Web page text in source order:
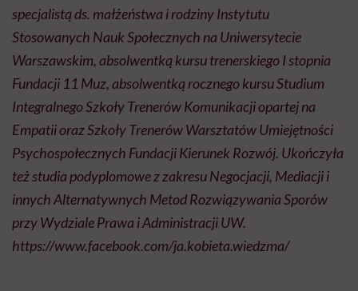
specjalistą ds. małżeństwa i rodziny Instytutu
Stosowanych Nauk Społecznych na Uniwersytecie
Warszawskim, absolwentką kursu trenerskiego I stopnia
Fundacji 11 Muz, absolwentką rocznego kursu Studium
Integralnego Szkoły Trenerów Komunikacji opartej na
Empatii oraz Szkoły Trenerów Warsztatów Umiejętności
Psychospołecznych Fundacji Kierunek Rozwój. Ukończyła
też studia podyplomowe z zakresu Negocjacji, Mediacji i
innych Alternatywnych Metod Rozwiązywania Sporów
przy Wydziale Prawa i Administracji UW.
https://www.facebook.com/ja.kobieta.wiedzma/